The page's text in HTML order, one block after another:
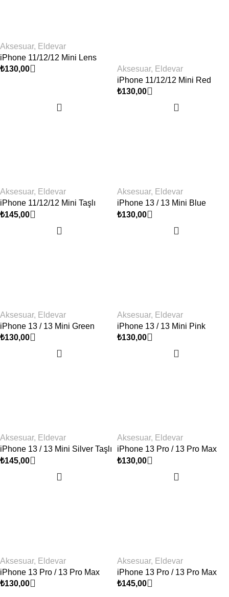
Aksesuar, Eldevar
iPhone 11/12/12 Mini Lens
Koruyucu – Mor
₺130,00 Aksesuar, Eldevar
iPhone 11/12/12 Mini Red
Kamera Lens Koruyucu
₺130,00
Aksesuar, Eldevar
iPhone 11/12/12 Mini Taşlı
Kamera Lens Koruyucu
₺145,00
Aksesuar, Eldevar
iPhone 13 / 13 Mini Blue
Kamera Lens Koruyucu
₺130,00
Aksesuar, Eldevar
iPhone 13 / 13 Mini Green
Kamera Lens Koruyucu
₺130,00
Aksesuar, Eldevar
iPhone 13 / 13 Mini Pink
Kamera Lens Koruyucu
₺130,00
Aksesuar, Eldevar
iPhone 13 / 13 Mini Silver Taşlı
Kamera Lens Koruyucu
₺145,00
Aksesuar, Eldevar
iPhone 13 Pro / 13 Pro Max
Black Kamera Lens Koruyucu
₺130,00
Aksesuar, Eldevar
iPhone 13 Pro / 13 Pro Max
Gold Kamera Lens Koruyucu
₺130,00
Aksesuar, Eldevar
iPhone 13 Pro / 13 Pro Max
Silver Taşlı Kamera Lens
₺145,00